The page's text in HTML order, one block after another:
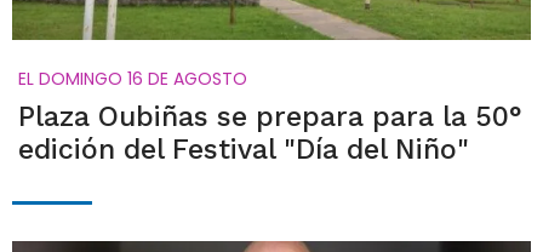
EL DOMINGO 16 DE AGOSTO
Plaza Oubiñas se prepara para la 50°
edición del Festival "Día del Niño"